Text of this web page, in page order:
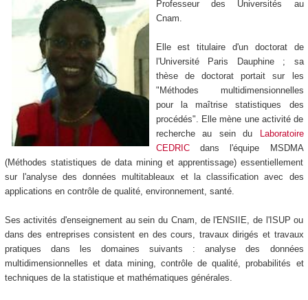
Professeur des Universités au
Cnam.
Elle est titulaire d'un doctorat de
l'Université Paris Dauphine ; sa
thèse de doctorat portait sur les
"Méthodes multidimensionnelles
pour la maîtrise statistiques des
procédés". Elle mène une activité de
recherche au sein du
Laboratoire
CEDRIC dans l'équipe MSDMA
(Méthodes statistiques de data mining et apprentissage) essentiellement
sur l'analyse des données multitableaux et la classification avec des
applications en contrôle de qualité, environnement, santé.
Ses activités d'enseignement au sein du Cnam, de l'ENSIIE, de l'ISUP ou
dans des entreprises consistent en des cours, travaux dirigés et travaux
pratiques dans les domaines suivants : analyse des données
multidimensionnelles et data mining, contrôle de qualité, probabilités et
techniques de la statistique et mathématiques générales.